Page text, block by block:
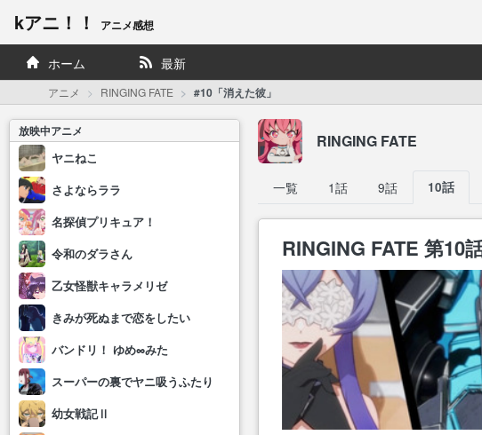
kアニ！！ アニメ感想
ホーム 最新
アニメ RINGING FATE #10「消えた彼」
放映中アニメ
ヤニねこ
さよならララ
名探偵プリキュア！
令和のダラさん
乙女怪獣キャラメリゼ
きみが死ぬまで恋をしたい
バンドリ！ ゆめ∞みた
スーパーの裏でヤニ吸うふたり
幼女戦記Ⅱ
RINGING FATE
一覧 1話 9話 10話
RINGING FATE 第10